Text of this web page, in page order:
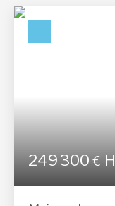
249 300€